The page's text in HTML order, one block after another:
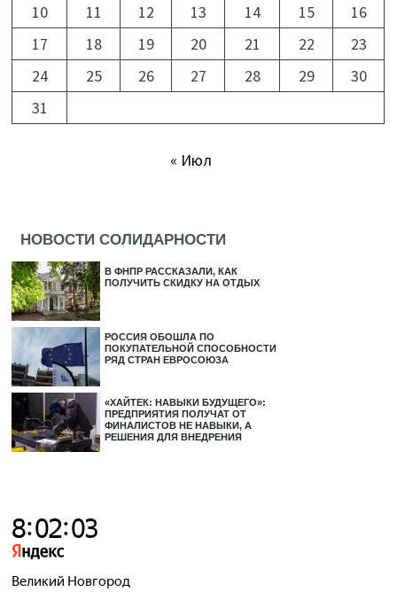
10
11 12 13 14 15
16
17
18 19 20 21 22
23
24
25 26 27 28 29
30
31
« Июл
НОВОСТИ СОЛИДАРНОСТИ
В ФНПР РАССКАЗАЛИ, КАК
ПОЛУЧИТЬ СКИДКУ НА ОТДЫХ
РОССИЯ ОБОШЛА ПО
ПОКУПАТЕЛЬНОЙ СПОСОБНОСТИ
РЯД СТРАН ЕВРОСОЮЗА
«ХАЙТЕК: НАВЫКИ БУДУЩЕГО»:
ПРЕДПРИЯТИЯ ПОЛУЧАТ ОТ
ФИНАЛИСТОВ НЕ НАВЫКИ, А
РЕШЕНИЯ ДЛЯ ВНЕДРЕНИЯ